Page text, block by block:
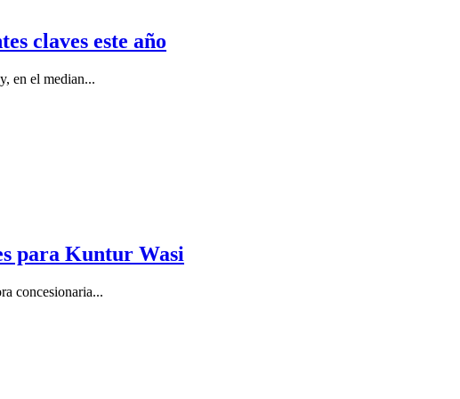
claves este año
en el median...
para Kuntur Wasi
concesionaria...